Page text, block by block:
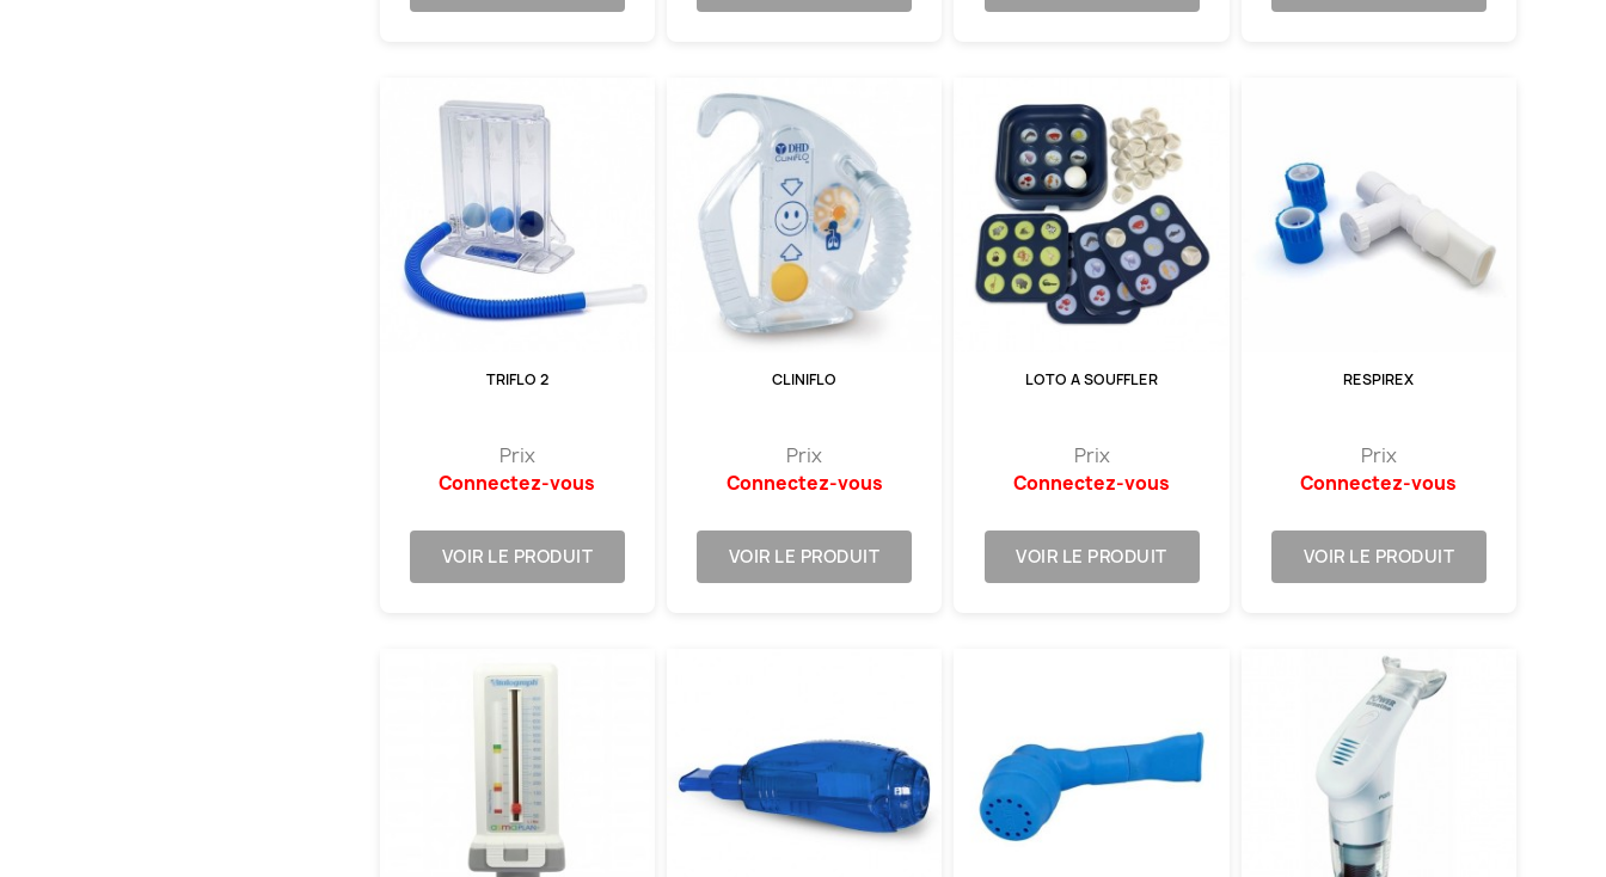
TRIFLO 2
Prix
Connectez-vous
VOIR LE PRODUIT
CLINIFLO
Prix
Connectez-vous
VOIR LE PRODUIT
LOTO A SOUFFLER
Prix
Connectez-vous
VOIR LE PRODUIT
RESPIREX
Prix
Connectez-vous
VOIR LE PRODUIT